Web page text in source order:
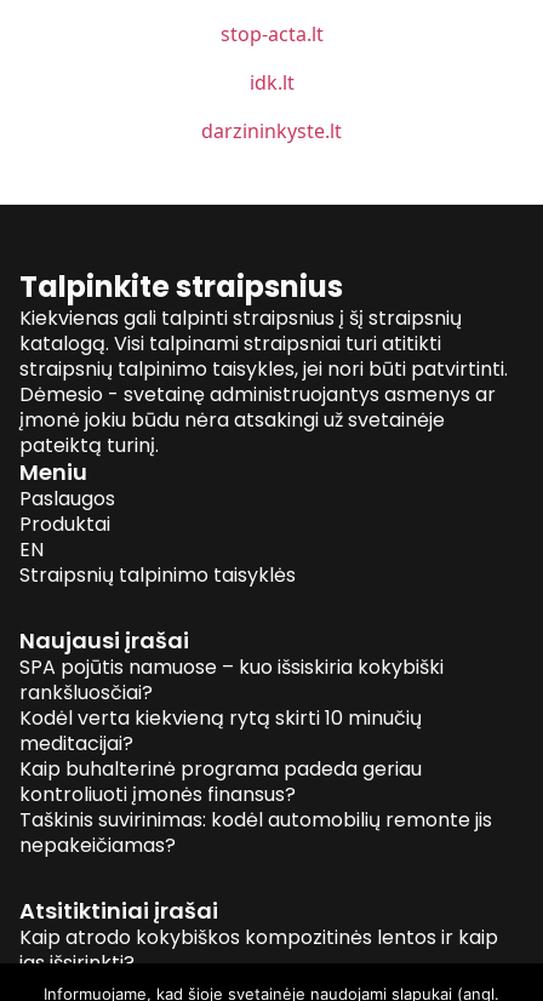
stop-acta.lt
idk.lt
darzininkyste.lt
Talpinkite straipsnius
Kiekvienas gali talpinti straipsnius į šį straipsnių
katalogą. Visi talpinami straipsniai turi atitikti
straipsnių talpinimo taisykles, jei nori būti patvirtinti.
Dėmesio - svetainę administruojantys asmenys ar
įmonė jokiu būdu nėra atsakingi už svetainėje
pateiktą turinį.
Meniu
Paslaugos
Produktai
EN
Straipsnių talpinimo taisyklės
Naujausi įrašai
SPA pojūtis namuose – kuo išsiskiria kokybiški
rankšluosčiai?
Kodėl verta kiekvieną rytą skirti 10 minučių
meditacijai?
Kaip buhalterinė programa padeda geriau
kontroliuoti įmonės finansus?
Taškinis suvirinimas: kodėl automobilių remonte jis
nepakeičiamas?
Atsitiktiniai įrašai
Kaip atrodo kokybiškos kompozitinės lentos ir kaip
jas išsirinkti?
Vestuvių fotografų kainos
Informuojame, kad šioje svetainėje naudojami slapukai (angl.